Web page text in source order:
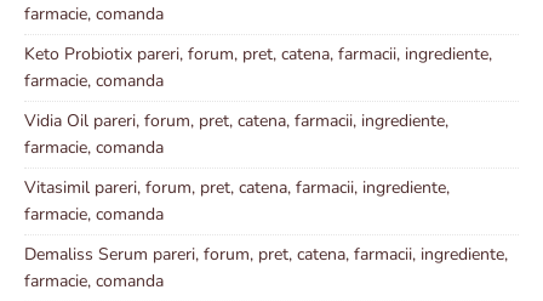
farmacie, comanda
Keto Probiotix pareri, forum, pret, catena, farmacii, ingrediente,
farmacie, comanda
Vidia Oil pareri, forum, pret, catena, farmacii, ingrediente,
farmacie, comanda
Vitasimil pareri, forum, pret, catena, farmacii, ingrediente,
farmacie, comanda
Demaliss Serum pareri, forum, pret, catena, farmacii, ingrediente,
farmacie, comanda